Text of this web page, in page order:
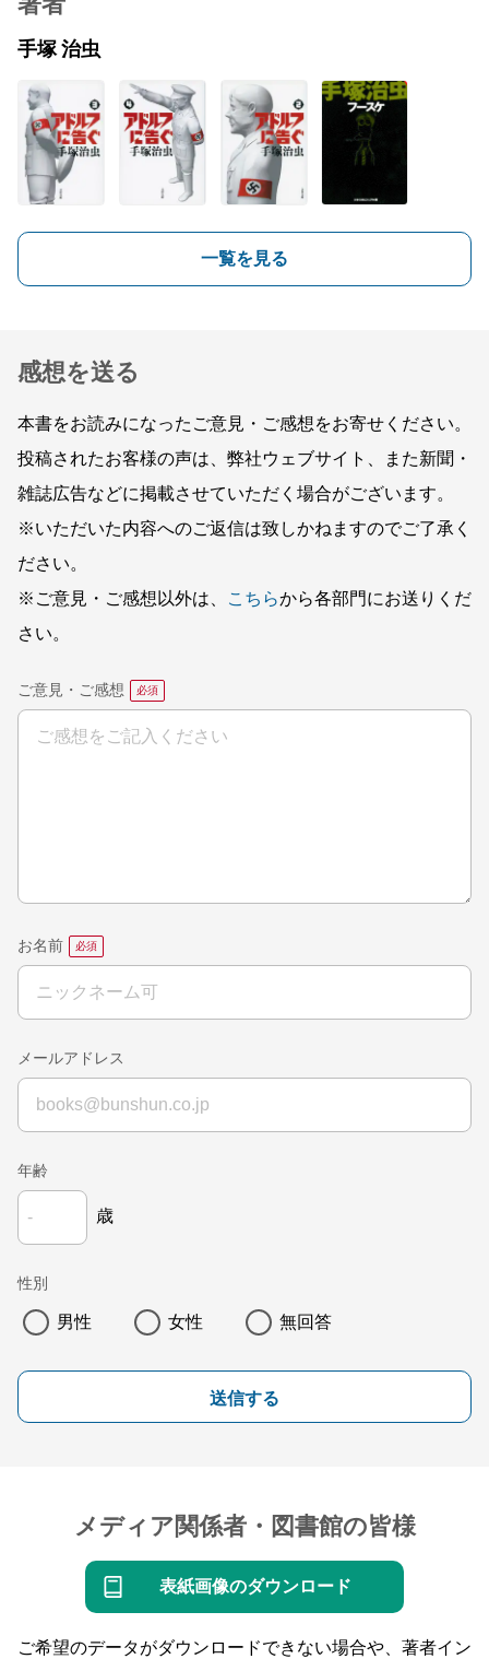
手塚 治虫
一覧を見る
感想を送る
本書をお読みになったご意見・ご感想をお寄せください。
投稿されたお客様の声は、弊社ウェブサイト、また新聞・
雑誌広告などに掲載させていただく場合がございます。
※いただいた内容へのご返信は致しかねますのでご了承く
ださい。
※ご意見・ご感想以外は、
こちらから各部門にお送りくだ
さい。
ご意見・ご感想
お名前
メールアドレス
年齢
歳
性別
男性 女性 無回答
送信する
メディア関係者・図書館の皆様
表紙画像のダウンロード
ご希望のデータがダウンロードできない場合や、著者イン